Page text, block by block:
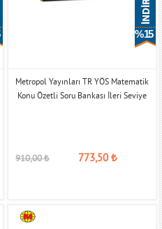
% 15
Metropol Yayınları TR YÖS Matematik
Konu Özetli Soru Bankası İleri Seviye
910,00₺ 773,50₺